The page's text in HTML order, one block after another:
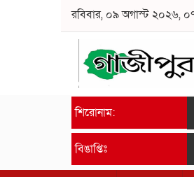
রবিবার, ০৯ অগাস্ট ২০২৬,
শিরোনাম:
বিঙাপ্তিঃ